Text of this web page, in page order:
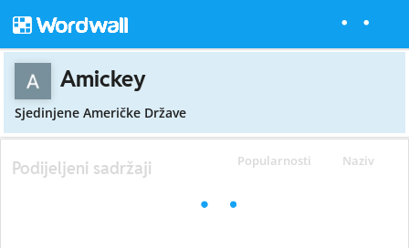
Amickey
Sjedinjene Američke Države
Popularnosti Naziv
Podijeljeni sadržaji